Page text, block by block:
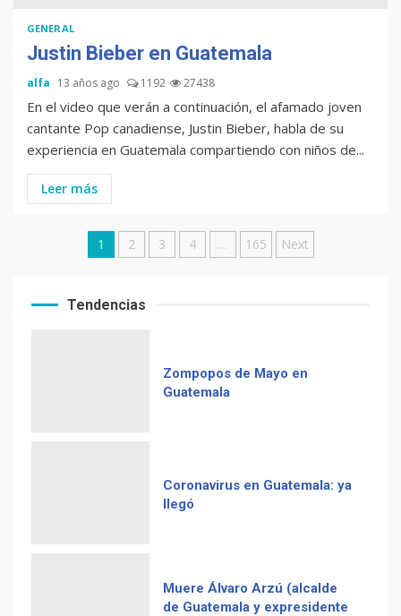
GENERAL
Justin Bieber en Guatemala
alfa 13 años ago 1192 27438
En el video que verán a continuación, el afamado joven
cantante Pop canadiense, Justin Bieber, habla de su
experiencia en Guatemala compartiendo con niños de...
Leer más
Posts
pagination
1 2 3 4 … 165 Next
Tendencias
Zompopos de Mayo en
Guatemala
Coronavirus en Guatemala: ya
llegó
Muere Álvaro Arzú (alcalde
de Guatemala y expresidente